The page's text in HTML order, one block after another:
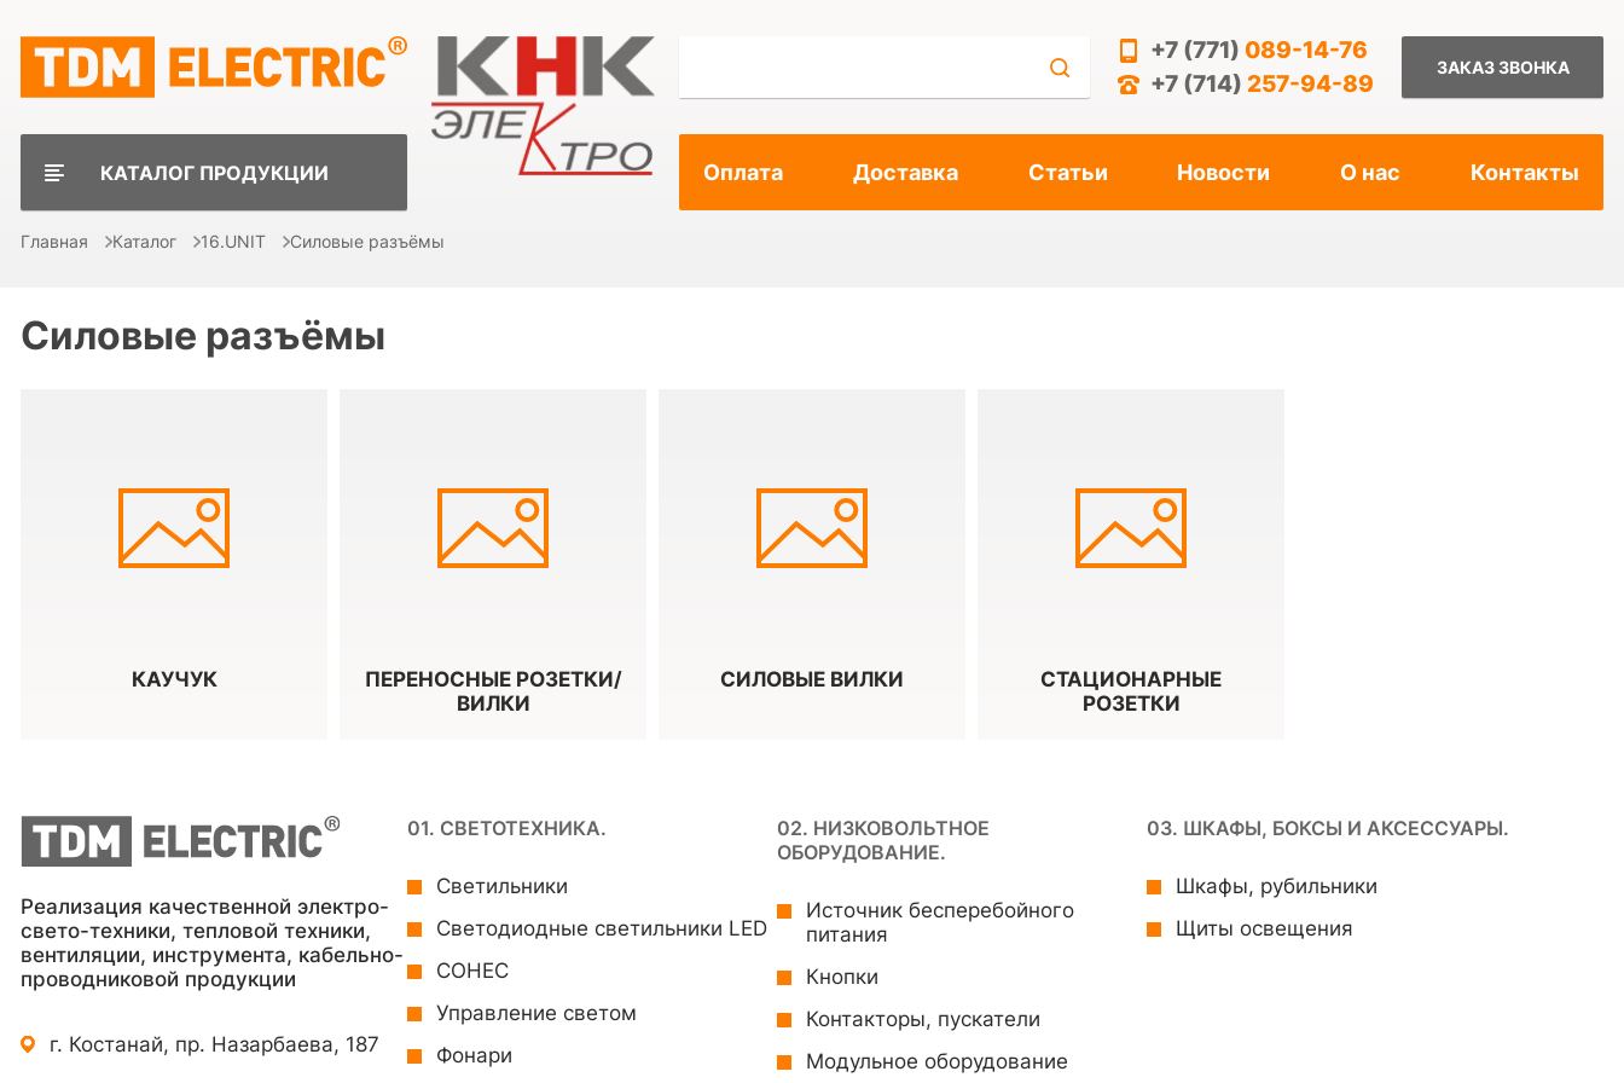
+7 (771) 089-14-76
+7 (714) 257-94-89
ЗАКАЗ ЗВОНКА
КАТАЛОГ ПРОДУКЦИИ Оплата Доставка Статьи Новости О нас Контакты
Главная Каталог 16.UNIT Силовые разъёмы
Силовые разъёмы
КАУЧУК
ПЕРЕНОСНЫЕ РОЗЕТКИ/
ВИЛКИ
СИЛОВЫЕ ВИЛКИ
СТАЦИОНАРНЫЕ
РОЗЕТКИ
Реализация качественной электро-
свето-техники, тепловой техники,
вентиляции, инструмента, кабельно-
проводниковой продукции
г. Костанай, пр. Назарбаева, 187
01. СВЕТОТЕХНИКА.
Светильники
Светодиодные светильники LED
СОНЕС
Управление светом
Фонари
02. НИЗКОВОЛЬТНОЕ
ОБОРУДОВАНИЕ.
Источник бесперебойного
питания
Кнопки
Контакторы, пускатели
Модульное оборудование
03. ШКАФЫ, БОКСЫ И АКСЕССУАРЫ.
Шкафы, рубильники
Щиты освещения